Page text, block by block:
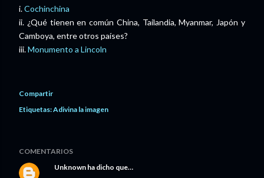
i.Cochinchina
ii. ¿Qué tienen en común China, Tailandia, Myanmar, Japón y
Camboya, entre otros países?
iii.Monumento a Lincoln
Compartir
Etiquetas:Adivina la imagen
COMENTARIOS
Unknown ha dicho que…